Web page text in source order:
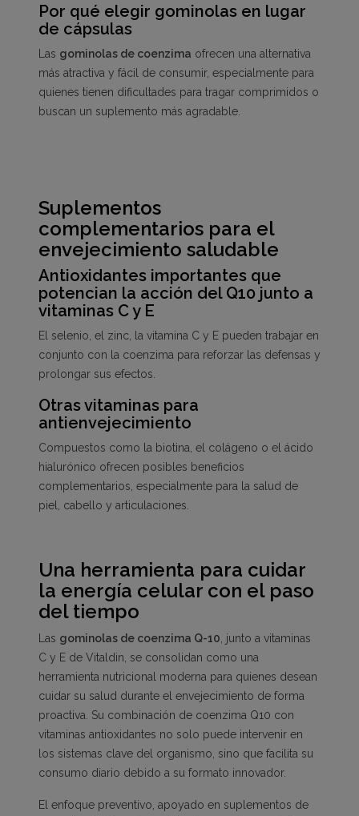
Por qué elegir gominolas en lugar
de cápsulas
Las gominolas de coenzima ofrecen una alternativa
más atractiva y fácil de consumir, especialmente para
quienes tienen dificultades para tragar comprimidos o
buscan un suplemento más agradable.
Suplementos
complementarios para el
envejecimiento saludable
Antioxidantes importantes que
potencian la acción del Q10 junto a
vitaminas C y E
El selenio, el zinc, la vitamina C y E pueden trabajar en
conjunto con la coenzima para reforzar las defensas y
prolongar sus efectos.
Otras vitaminas para
antienvejecimiento
Compuestos como la biotina, el colágeno o el ácido
hialurónico ofrecen posibles beneficios
complementarios, especialmente para la salud de
piel, cabello y articulaciones.
Una herramienta para cuidar
la energía celular con el paso
del tiempo
Las gominolas de coenzima Q-10 , junto a vitaminas
C y E de Vitaldin, se consolidan como una
herramienta nutricional moderna para quienes desean
cuidar su salud durante el envejecimiento de forma
proactiva. Su combinación de coenzima Q10 con
vitaminas antioxidantes no solo puede intervenir en
los sistemas clave del organismo, sino que facilita su
consumo diario debido a su formato innovador.
El enfoque preventivo, apoyado en suplementos de